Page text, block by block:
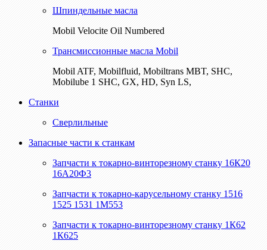
Шпиндельные масла
Mobil Velocite Oil Numbered
Трансмиссионные масла Mobil
Mobil ATF, Mobilfluid, Mobiltrans MBT, SHC,
Mobilube 1 SHC, GX, HD, Syn LS,
Станки
Сверлильные
Запасные части к станкам
Запчасти к токарно-винторезному станку 16К20
16А20Ф3
Запчасти к токарно-карусельному станку 1516
1525 1531 1М553
Запчасти к токарно-винторезному станку 1К62
1К625